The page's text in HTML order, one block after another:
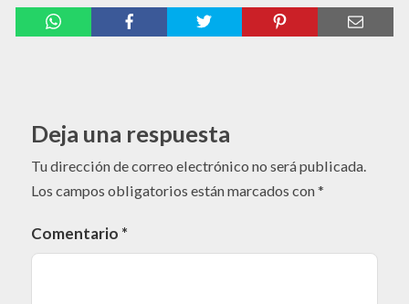
Deja una respuesta
Tu dirección de correo electrónico no será publicada.
Los campos obligatorios están marcados con*
Comentario *